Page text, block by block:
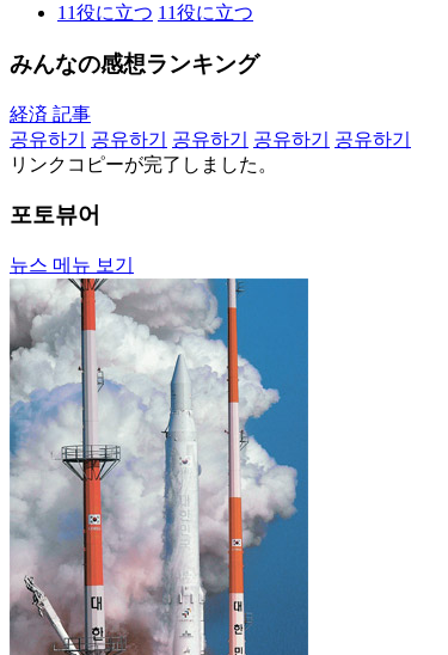
11役に立つ 11役に立つ
みんなの感想ランキング
経済 記事
공유하기
공유하기 공유하기 공유하기
공유하기
リンクコピーが完了しました。
포토뷰어
뉴스 메뉴 보기